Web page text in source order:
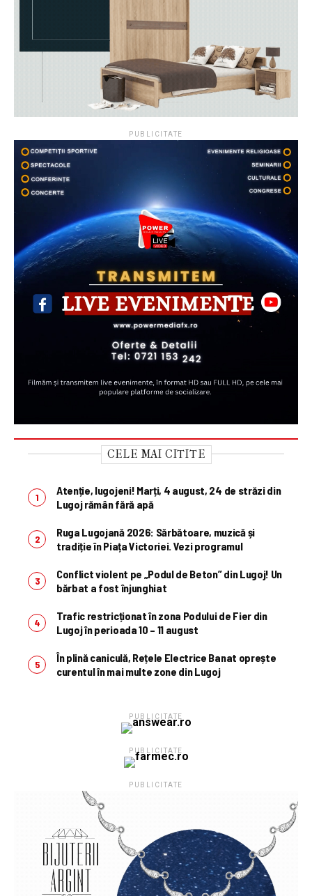
PUBLICITATE
CELE MAI CITITE
Atenție, lugojeni! Marți, 4 august, 24 de străzi din
Lugoj rămân fără apă
Ruga Lugojană 2026: Sărbătoare, muzică și
tradiție în Piața Victoriei. Vezi programul
Conflict violent pe „Podul de Beton” din Lugoj! Un
bărbat a fost înjunghiat
Trafic restricționat în zona Podului de Fier din
Lugoj în perioada 10 – 11 august
În plină caniculă, Rețele Electrice Banat oprește
curentul în mai multe zone din Lugoj
PUBLICITATE
PUBLICITATE
PUBLICITATE